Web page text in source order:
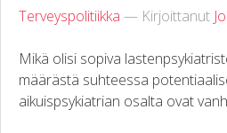
Terveyspolitiikka — Kirjoittanut
Mikä olisi sopiva
määrästä suhteessa
aikuispsykiatrian osalta ovat